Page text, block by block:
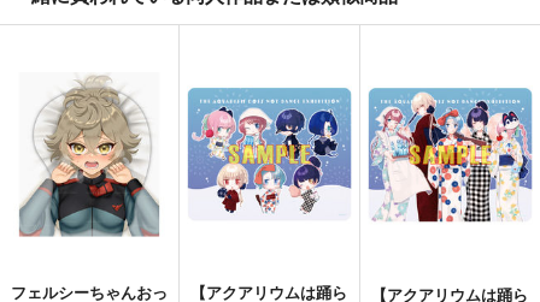
フェルシーちゃんおっ
【アクアリウムは踊ら
【アクアリウムは踊ら